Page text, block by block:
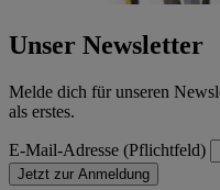
Unser Newsletter
Melde dich für unseren
als erstes.
E-Mail-Adresse (Pflichtfeld)
Jetzt zur Anmeldung